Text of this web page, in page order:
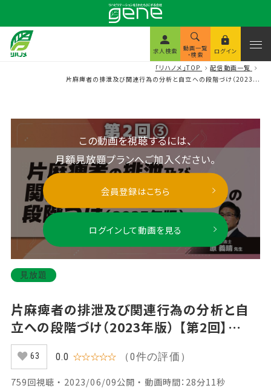
求人検索 動画一覧
・検索 ログイン
「リハノメ」TOP
配信動画一覧
片麻痺者の排泄及び関連行為の分析と自立への段階づけ（2023...
この動画を視聴するには、
月額見放題プランへご加入ください。
会員登録はこちら
ログインして動画を見る
見放題
片麻痺者の排泄及び関連行為の分析と自
立への段階づけ（2023年版） 【第2回】
Part③トイレ動作における下衣操作への
介入
63 0.0 ☆☆☆☆☆ （0件の評価）
759回視聴 ・ 2023/06/09公開 ・ 動画時間：28分11秒